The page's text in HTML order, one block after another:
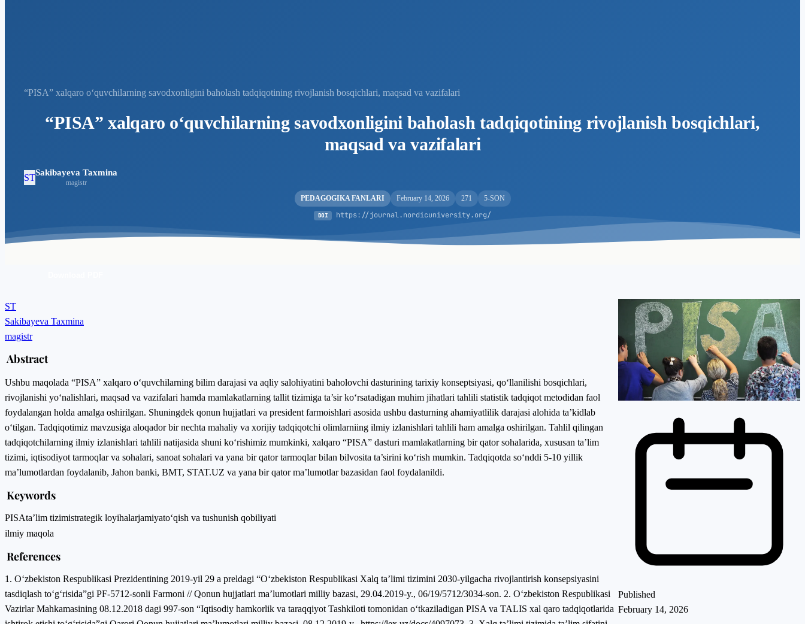
“PISA” xalqaro o‘quvchilarning savodxonligini baholash tadqiqotining rivojlanish bosqichlari, maqsad va vazifalari
“PISA” xalqaro o‘quvchilarning savodxonligini baholash tadqiqotining rivojlanish bosqichlari,
maqsad va vazifalari
STSakibayeva Taxmina
magistr
PEDAGOGIKA FANLARI
February 14, 2026 271 5-SON
DOI https://journal.nordicuniversity.org/
ST
Sakibayeva Taxmina
magistr
Abstract
Ushbu maqolada “PISA” xalqaro o‘quvchilarning bilim darajasi va aqliy salohiyatini baholovchi dasturining tarixiy konseptsiyasi, qo‘llanilishi bosqichlari,
rivojlanishi yo‘nalishlari, maqsad va vazifalari hamda mamlakatlarning tallit tizimiga ta’sir ko‘rsatadigan muhim jihatlari tahlili statistik tadqiqot metodidan faol
foydalangan holda amalga oshirilgan. Shuningdek qonun hujjatlari va president farmoishlari asosida ushbu dasturning ahamiyatlilik darajasi alohida ta’kidlab
o‘tilgan. Tadqiqotimiz mavzusiga aloqador bir nechta mahaliy va xorijiy tadqiqotchi olimlarniing ilmiy izlanishlari tahlili ham amalga oshirilgan. Tahlil qilingan
tadqiqotchilarning ilmiy izlanishlari tahlili natijasida shuni ko‘rishimiz mumkinki, xalqaro “PISA” dasturi mamlakatlarning bir qator sohalarida, xususan ta’lim
tizimi, iqtisodiyot tarmoqlar va sohalari, sanoat sohalari va yana bir qator tarmoqlar bilan bilvosita ta’sirini ko‘rish mumkin. Tadqiqotda so‘nddi 5-10 yillik
ma’lumotlardan foydalanib, Jahon banki, BMT, STAT.UZ va yana bir qator ma’lumotlar bazasidan faol foydalanildi.
Keywords
PISAta’lim tizimistrategik loyihalarjamiyato‘qish va tushunish qobiliyati
ilmiy maqola
References
1. Oʻzbekiston Respublikasi Prezidentining 2019-yil 29 a preldagi “Oʻzbekiston Respublikasi Xalq taʼlimi tizimini 2030-yilgacha rivojlantirish konsepsiyasini
tasdiqlash toʻgʻrisida”gi PF-5712-sonli Farmoni // Qonun hujjatlari maʼlumotlari milliy bazasi, 29.04.2019-y., 06/19/5712/3034-son. 2. Oʻzbekiston Respublikasi
Vazirlar Mahkamasining 08.12.2018 dagi 997-son “Iqtisodiy hamkorlik va taraqqiyot Tashkiloti tomonidan oʻtkaziladigan PISA va TALIS xal qaro tadqiqotlarida
Published
February 14, 2026